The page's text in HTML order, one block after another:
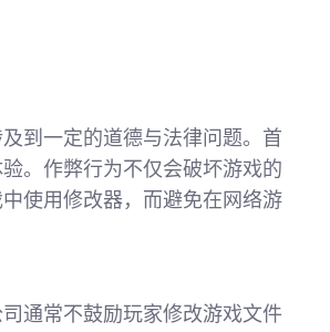
到一定的道德与法律问题。首
。作弊行为不仅会破坏游戏的
使用修改器，而避免在网络游
通常不鼓励玩家修改游戏文件